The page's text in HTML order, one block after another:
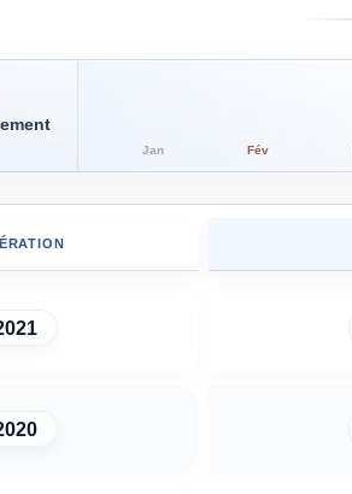
Jan Fév